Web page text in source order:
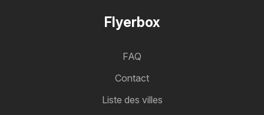
Flyerbox
FAQ
Contact
Liste des villes